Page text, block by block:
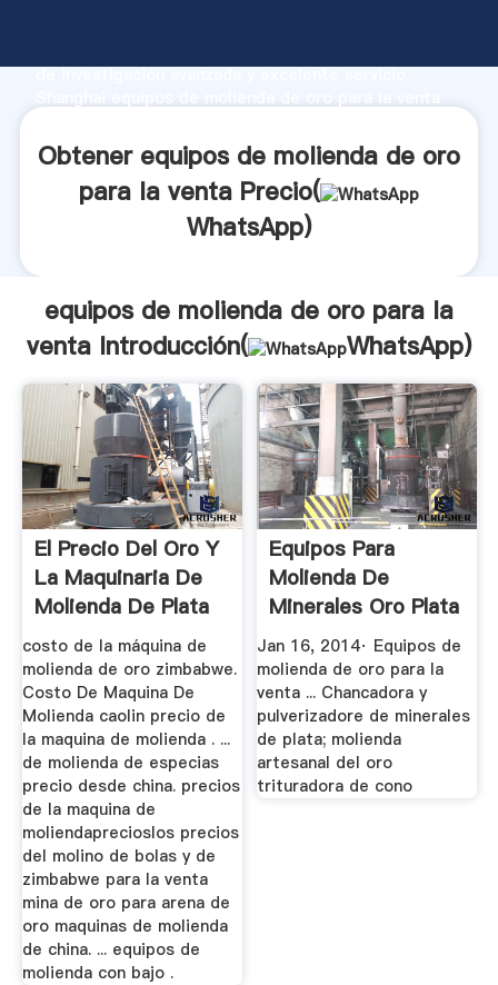
de investigación avanzada y excelente servicio,
clientes.
Obtener equipos de molienda de oro
para la venta Precio(
WhatsApp)
equipos de molienda de oro para la
venta Introducción(
WhatsApp)
El Precio Del Oro Y
La Maquinaria De
Molienda De Plata
costo de la máquina de
molienda de oro zimbabwe.
Costo De Maquina De
Molienda caolin precio de
la maquina de molienda . ...
de molienda de especias
precio desde china. precios
de la maquina de
moliendaprecioslos precios
del molino de bolas y de
zimbabwe para la venta
mina de oro para arena de
oro maquinas de molienda
de china. ... equipos de
molienda con bajo .
Equipos Para
Molienda De
Minerales Oro Plata
Artesanal ...
Jan 16, 2014· Equipos de
molienda de oro para la
venta ... Chancadora y
pulverizadore de minerales
de plata; molienda
artesanal del oro
trituradora de cono